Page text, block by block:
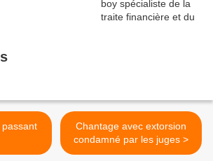
passant
Chantage avec extorsion
condamné par les juges >